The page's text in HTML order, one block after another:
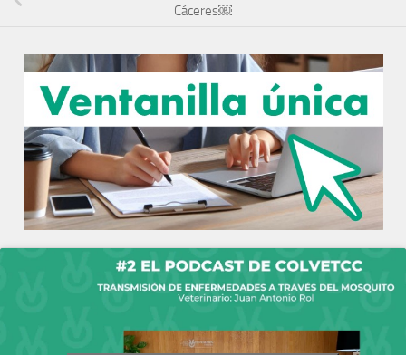
Cáceres￼